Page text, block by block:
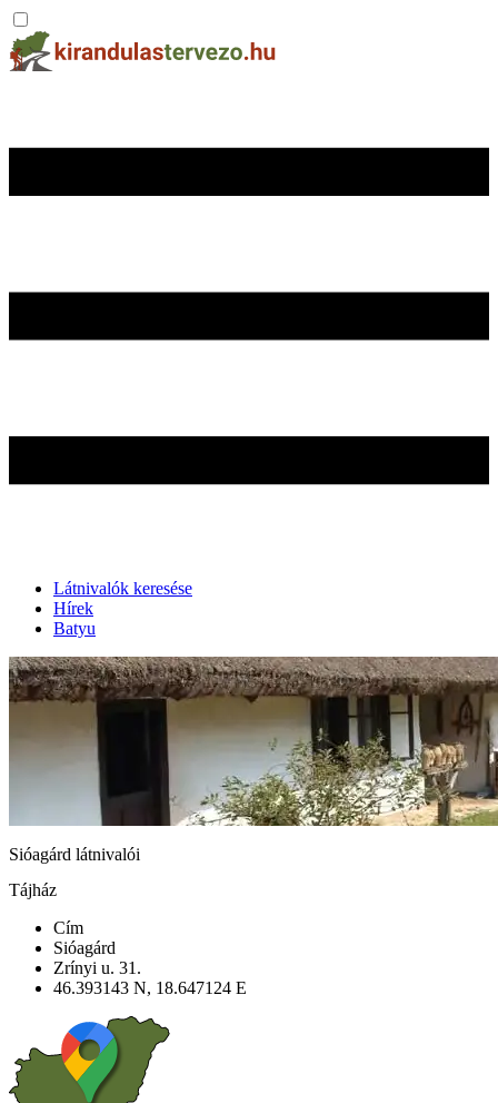
Látnivalók keresése
Hírek
Batyu
Sióagárd látnivalói
Tájház
Cím
Sióagárd
Zrínyi u. 31.
46.393143 N, 18.647124 E